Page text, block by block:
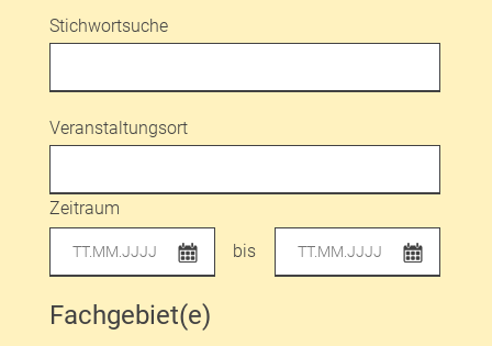
Stichwortsuche
Veranstaltungsort
Zeitraum
bis
Fachgebiet(e)